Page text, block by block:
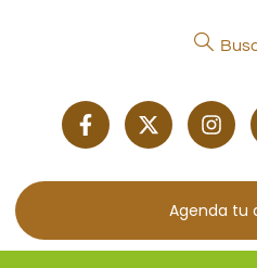
Agenda tu